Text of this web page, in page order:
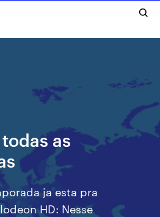
as
ja esta pra
HD: Nesse